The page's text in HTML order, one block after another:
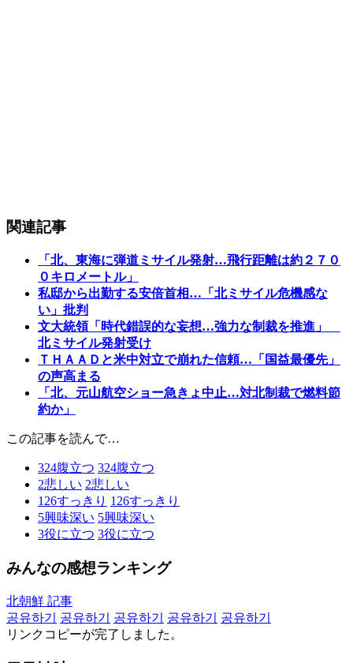
関連記事
「北、東海に弾道ミサイル発射…飛行距離は約２７０
０キロメートル」
私邸から出勤する安倍首相…「北ミサイル危機感な
い」批判
文大統領「時代錯誤的な妄想…強力な制裁を推進」
北ミサイル発射受け
ＴＨＡＡＤと米中対立で崩れた信頼…「国益最優先」
の声高まる
「北、元山航空ショー急きょ中止…対北制裁で燃料節
約か」
この記事を読んで…
324腹立つ 324腹立つ
2悲しい 2悲しい
126すっきり 126すっきり
5興味深い 5興味深い
3役に立つ 3役に立つ
みんなの感想ランキング
北朝鮮 記事
공유하기
공유하기 공유하기 공유하기
공유하기
リンクコピーが完了しました。